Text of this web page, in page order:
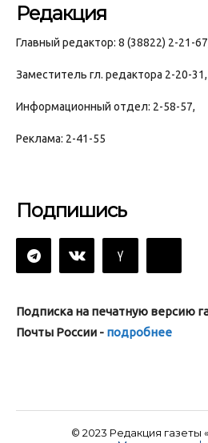
Редакция
Главный редактор: 8 (38822) 2-21-
Заместитель гл. редактора 2-20-31,
Информационный отдел: 2-58-57,
Реклама: 2-41-55
Подпишись
Подписка на печатную версию
Почты России - подробнее
© 2023 Редакция газеты